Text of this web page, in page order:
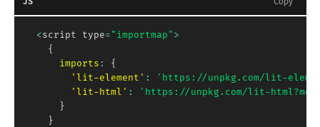
<script type= "importmap" >
{
imports :
{
'lit-element' :
'https://unpkg.com/lit-
'lit-html' :
'https://unpkg.com/lit-
}
}